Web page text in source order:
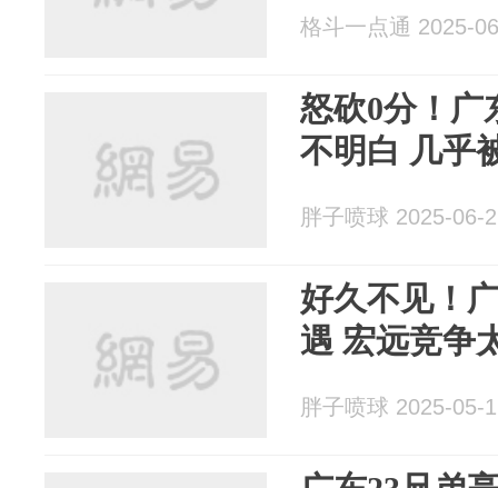
格斗一点通 2025-
怒砍0分！广
不明白 几乎
胖子喷球 2025-06-
好久不见！
遇 宏远竞争
胖子喷球 2025-05-